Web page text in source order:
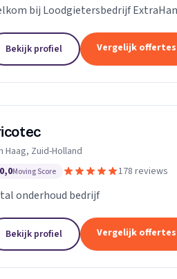
bij Loodgietersbedrijf
Bekijk profiel Vergelijk offertes
Haag, Zuid-Holland
Moving Score 178 reviews
Total onderhoud bedrijf
Bekijk profiel Vergelijk offertes